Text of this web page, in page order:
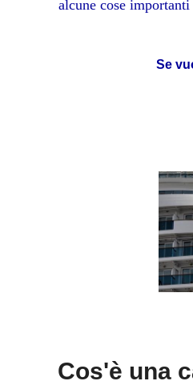
alcune cose
Se
Cos'è una